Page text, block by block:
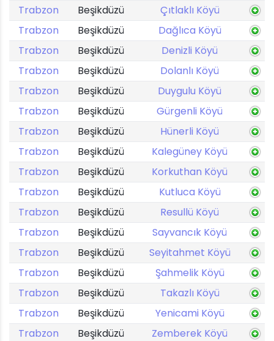
Trabzon
Beşikdüzü
Çıtlaklı Köyü
Trabzon
Beşikdüzü
Dağlıca Köyü
Trabzon
Beşikdüzü
Denizli Köyü
Trabzon
Beşikdüzü
Dolanlı Köyü
Trabzon
Beşikdüzü
Duygulu Köyü
Trabzon
Beşikdüzü
Gürgenli Köyü
Trabzon
Beşikdüzü
Hünerli Köyü
Trabzon
Beşikdüzü
Kalegüney Köyü
Trabzon
Beşikdüzü
Korkuthan Köyü
Trabzon
Beşikdüzü
Kutluca Köyü
Trabzon
Beşikdüzü
Resullü Köyü
Trabzon
Beşikdüzü
Sayvancık Köyü
Trabzon
Beşikdüzü
Seyitahmet Köyü
Trabzon
Beşikdüzü
Şahmelik Köyü
Trabzon
Beşikdüzü
Takazlı Köyü
Trabzon
Beşikdüzü
Yenicami Köyü
Trabzon
Beşikdüzü Zemberek Köyü